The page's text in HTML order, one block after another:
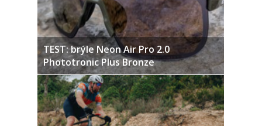
TEST: brýle Neon Air Pro 2.0
Phototronic Plus Bronze